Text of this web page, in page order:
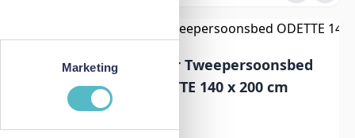
MarketingPoldimar Tweepersoonsbed
ODETTE 140 x 200 cm